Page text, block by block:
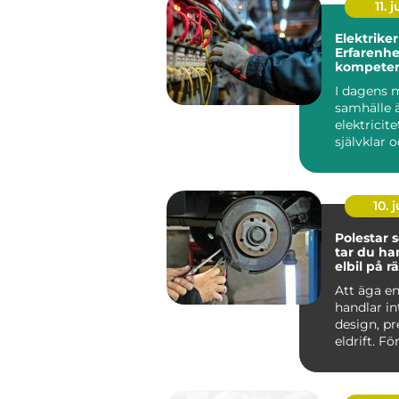
11.
I dagens
samhälle
självklar
v&ar...
10.
Polestar
tar du
elbil på
Att äga
handlar
design,
eldrift.